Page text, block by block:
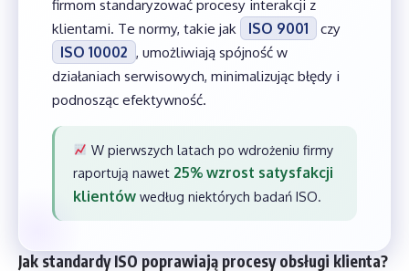
firmom standaryzować procesy interakcji z
klientami. Te normy, takie jak
ISO 9001
czy
ISO 10002 , umożliwiają spójność w
działaniach serwisowych, minimalizując błędy i
podnosząc efektywność.
W pierwszych latach po wdrożeniu firmy
raportują nawet 25% wzrost satysfakcji
klientów według niektórych badań ISO.
Jak standardy ISO poprawiają procesy obsługi klienta?